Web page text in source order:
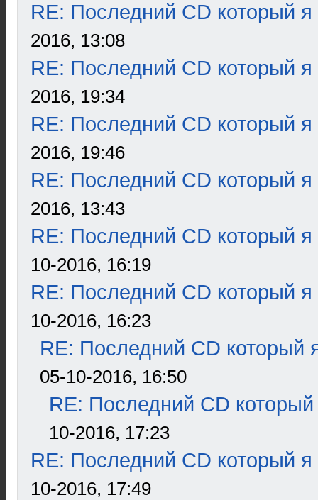
RE: Последний CD который я
2016, 13:08
RE: Последний CD который я
2016, 19:34
RE: Последний CD который я
2016, 19:46
RE: Последний CD который я
2016, 13:43
RE: Последний CD который я
10-2016, 16:19
RE: Последний CD который я
10-2016, 16:23
RE: Последний CD который
05-10-2016, 16:50
RE: Последний CD который
10-2016, 17:23
RE: Последний CD который я
10-2016, 17:49